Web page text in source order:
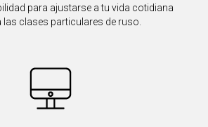
para ajustarse a tu vida cotidiana
las clases particulares de ruso.